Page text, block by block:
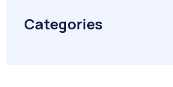
Categories